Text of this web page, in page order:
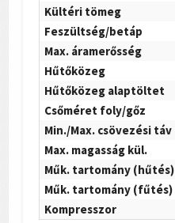
Kültéri tömeg
Feszültség/betáp
Max. áramerősség
Hűtőközeg
Hűtőközeg alaptöltet
Csőméret foly/gőz
Min./Max. csövezési táv
Max. magasság kül.
Műk. tartomány (hűtés)
Műk. tartomány (fűtés)
Kompresszor